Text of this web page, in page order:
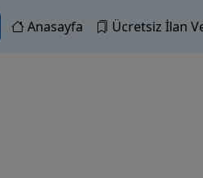
Anasayfa Ücretsiz İlan